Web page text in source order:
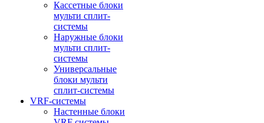
Кассетные блоки
мульти сплит-
системы
Наружные блоки
мульти сплит-
системы
Универсальные
блоки мульти
сплит-системы
VRF-системы
Настенные блоки